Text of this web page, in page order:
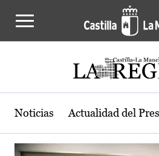
Actualidad de la
Noticias Actualidad del